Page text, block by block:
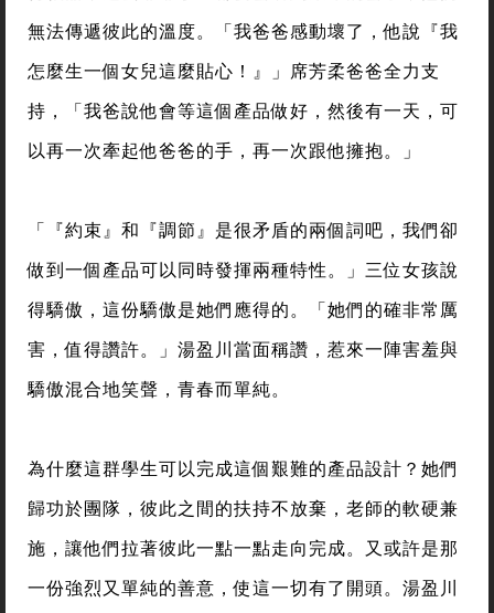
無法傳遞彼此的溫度。「我爸爸感動壞了，他說『我
怎麼生一個女兒這麼貼心！』」席芳柔爸爸全力支
持，「我爸說他會等這個產品做好，然後有一天，可
以再一次牽起他爸爸的手，再一次跟他擁抱。」
「『約束』和『調節』是很矛盾的兩個詞吧，我們卻
做到一個產品可以同時發揮兩種特性。」三位女孩說
得驕傲，這份驕傲是她們應得的。「她們的確非常厲
害，值得讚許。」湯盈川當面稱讚，惹來一陣害羞與
驕傲混合地笑聲，青春而單純。
為什麼這群學生可以完成這個艱難的產品設計？她們
歸功於團隊，彼此之間的扶持不放棄，老師的軟硬兼
施，讓他們拉著彼此一點一點走向完成。又或許是那
一份強烈又單純的善意，使這一切有了開頭。湯盈川